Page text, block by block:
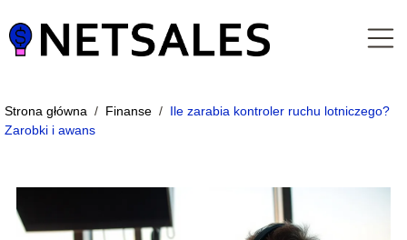
Strona główna / Finanse / Ile zarabia kontroler ruchu lotniczego?
Zarobki i awans